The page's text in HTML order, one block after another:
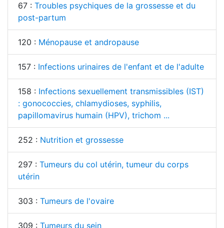
67 : Troubles psychiques de la grossesse et du
post-partum
120 : Ménopause et andropause
157 : Infections urinaires de l'enfant et de l'adulte
158 : Infections sexuellement transmissibles (IST)
: gonococcies, chlamydioses, syphilis,
papillomavirus humain (HPV), trichom ...
252 : Nutrition et grossesse
297 : Tumeurs du col utérin, tumeur du corps
utérin
303 : Tumeurs de l'ovaire
309 : Tumeurs du sein